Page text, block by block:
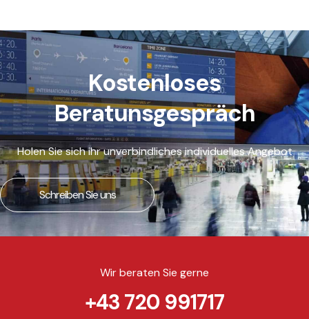
Kostenloses
Beratunsgespräch
Holen Sie sich ihr unverbindliches individuelles Angebot
Schreiben Sie uns
Wir beraten Sie gerne
+43 720 991717